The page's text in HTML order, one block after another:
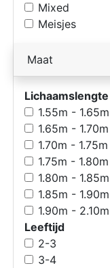
Mixed
Meisjes
Maat
Lichaamslengte
1.55m - 1.65m
1.65m - 1.70m
1.70m - 1.75m
1.75m - 1.80m
1.80m - 1.85m
1.85m - 1.90m
1.90m - 2.10m
Leeftijd
2-3
3-4